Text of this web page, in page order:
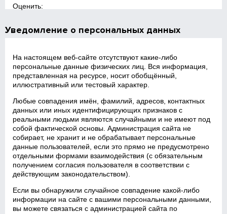
Оценить:
Уведомление о персональных данных
На настоящем веб‑сайте отсутствуют какие‑либо
персональные данные физических лиц. Вся информация,
представленная на ресурсе, носит обобщённый,
иллюстративный или тестовый характер.
Любые совпадения имён, фамилий, адресов, контактных
данных или иных идентифицирующих признаков с
реальными людьми являются случайными и не имеют под
собой фактической основы. Администрация сайта не
собирает, не хранит и не обрабатывает персональные
данные пользователей, если это прямо не предусмотрено
отдельными формами взаимодействия (с обязательным
получением согласия пользователя в соответствии с
действующим законодательством).
Если вы обнаружили случайное совпадение какой‑либо
информации на сайте с вашими персональными данными,
вы можете связаться с администрацией сайта по